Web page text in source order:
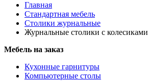
Главная
Стандартная мебель
Столики журнальные
Журнальные столики с колесиками
Мебель на заказ
Кухонные гарнитуры
Компьютерные столы